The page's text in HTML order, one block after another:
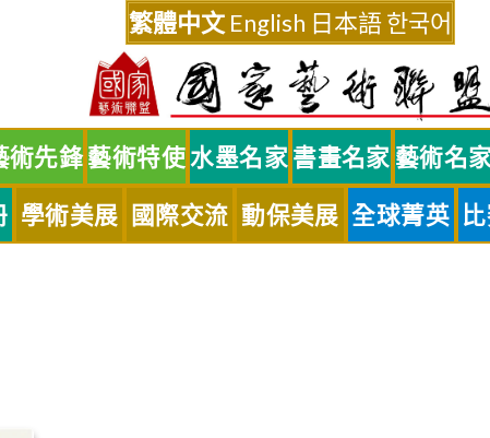
繁體中文 English 日本語한국어
術先鋒藝術特使水墨名家 書畫名家 藝術名家
學術美展 國際交流 動保美展 全球菁英